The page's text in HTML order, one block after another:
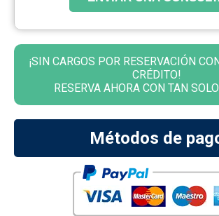
¡SIN CARGOS POR RESERVACIÓN
CRÉDITO!
RESERVA AHORA CON TAN
Métodos de